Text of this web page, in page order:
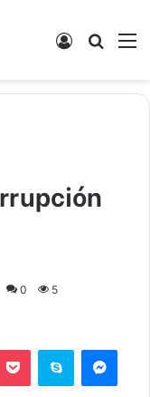
Acceso
0 5
Pocket Skype